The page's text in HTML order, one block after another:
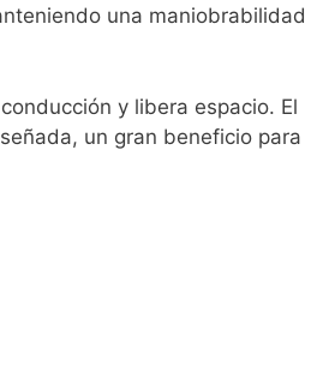
una maniobrabilidad
y libera espacio. El
un gran beneficio para